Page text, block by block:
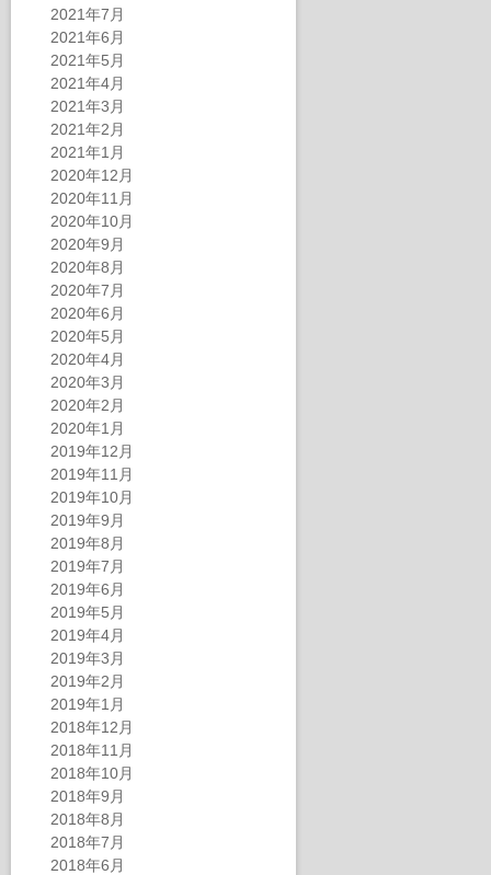
2021年7月
2021年6月
2021年5月
2021年4月
2021年3月
2021年2月
2021年1月
2020年12月
2020年11月
2020年10月
2020年9月
2020年8月
2020年7月
2020年6月
2020年5月
2020年4月
2020年3月
2020年2月
2020年1月
2019年12月
2019年11月
2019年10月
2019年9月
2019年8月
2019年7月
2019年6月
2019年5月
2019年4月
2019年3月
2019年2月
2019年1月
2018年12月
2018年11月
2018年10月
2018年9月
2018年8月
2018年7月
2018年6月